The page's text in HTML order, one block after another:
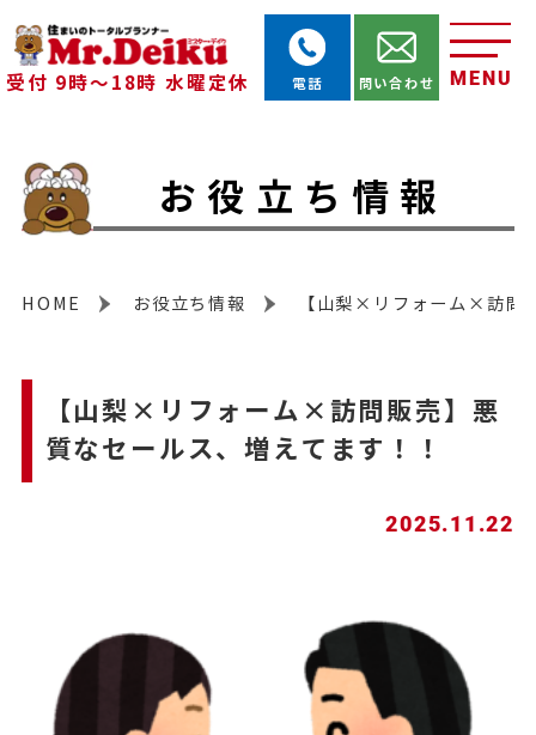
受付 9時～18時 水曜定休 MENU
電話 問い合わせ
お役立ち情報
HOME お役立ち情報 【山梨×リフォーム×訪問
【山梨×リフォーム×訪問販売】悪
質なセールス、増えてます！！
2025.11.22